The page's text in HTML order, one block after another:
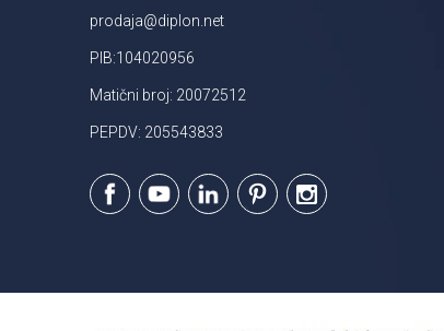
prodaja@diplon.net
PIB:104020956
Matični broj: 20072512
PEPDV: 205543833